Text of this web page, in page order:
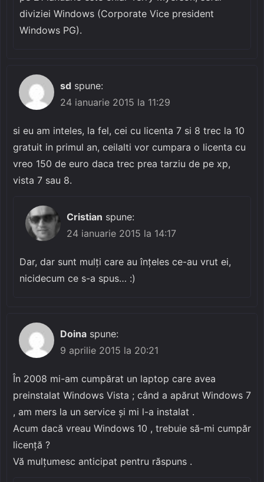
diviziei Windows (Corporate Vice president
Windows PG).
sd spune:
24 ianuarie 2015 la 11:29
si eu am inteles, la fel, cei cu licenta 7 si 8 trec la 10
gratuit in primul an, ceilalti vor cumpara o licenta cu
vreo 150 de euro daca trec prea tarziu de pe xp,
vista 7 sau 8.
Cristian spune:
24 ianuarie 2015 la 14:17
Dar, dar sunt mulți care au înțeles ce-au vrut ei,
nicidecum ce s-a spus… :)
Doina spune:
9 aprilie 2015 la 20:21
În 2008 mi-am cumpărat un laptop care avea
preinstalat Windows Vista ; când a apărut Windows 7
, am mers la un service și mi l-a instalat .
Acum dacă vreau Windows 10 , trebuie să-mi cumpăr
licență ?
Vă mulțumesc anticipat pentru răspuns .